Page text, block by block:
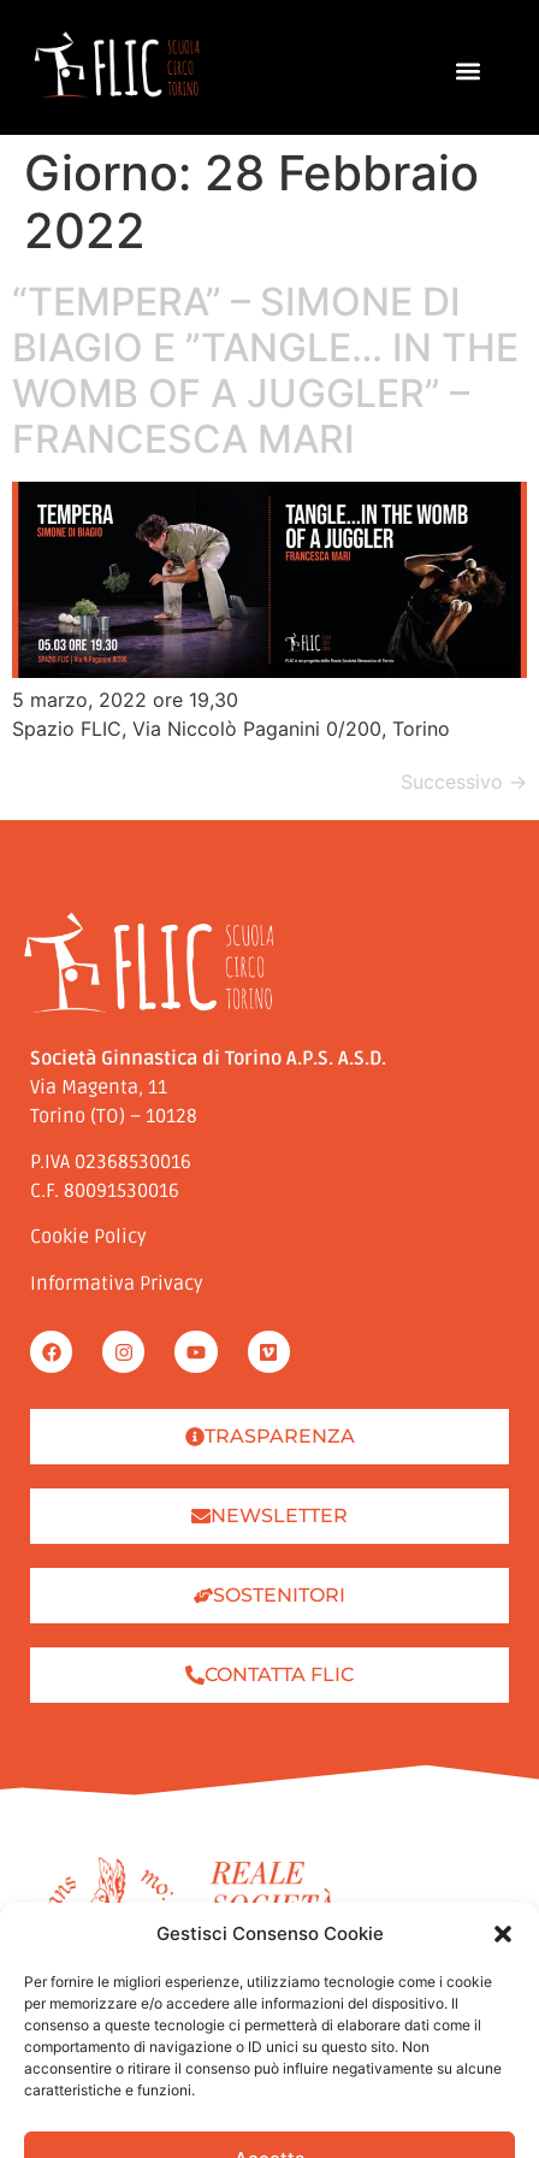
Gestisci Consenso Cookie
Per fornire le migliori esperienze, utilizziamo tecnologie come i cookie
per memorizzare e/o accedere alle informazioni del dispositivo. Il
consenso a queste tecnologie ci permetterà di elaborare dati come il
comportamento di navigazione o ID unici su questo sito. Non
acconsentire o ritirare il consenso può influire negativamente su alcune
caratteristiche e funzioni.
Giorno: 28 Febbraio
2022
“TEMPERA” – SIMONE DI
BIAGIO E ”TANGLE… IN THE
WOMB OF A JUGGLER” –
FRANCESCA MARI
5 marzo, 2022 ore 19,30
Spazio FLIC, Via Niccolò Paganini 0/200, Torino
Successivo →
Società Ginnastica di Torino A.P.S. A.S.D.
Via Magenta, 11
Torino (TO) – 10128
P.IVA 02368530016
C.F. 80091530016
Cookie Policy
Informativa Privacy
TRASPARENZA
NEWSLETTER
SOSTENITORI
CONTATTA FLIC
FLIC Scuola Circo Torino
è un progetto dellaReale Società Ginnastica di
Torino.